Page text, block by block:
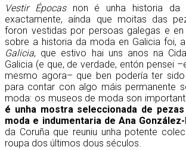
Vestir Épocasnon é unha historia da
exactamente, aínda que moitas das
foron vestidas por persoas galegas e
sobre a historia da moda en Galicia foi,
Galicia, que estivo hai uns anos na
Galicia (e que, de verdade, entón pensei
mesmo agora– que ben podería ter
para contar con algo máis permanente
moda: os museos de moda son
é unha mostra seleccionada de
moda e indumentaria de Ana
da Coruña que reuniu unha potente
roupa dos últimos dous séculos.